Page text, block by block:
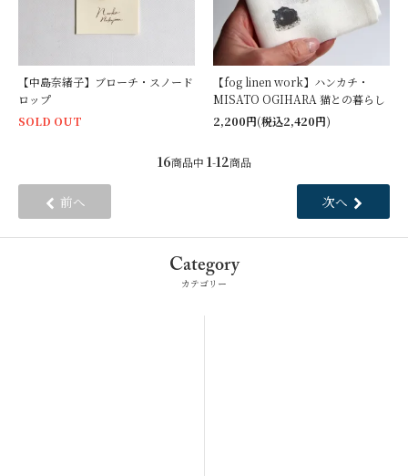
【中島奈緒子】ブローチ・スノード
ロップ
SOLD OUT
【fog linen work】ハンカチ・
MISATO OGIHARA 猫との暮らし
2,200円(税込2,420円)
16商品中 1-12商品
前へ 次へ
Category
カテゴリー